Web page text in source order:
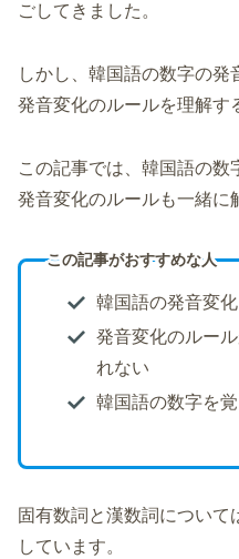
ごしてきました。
しかし、韓国語の数字の発
発音変化のルールを理解す
この記事では、韓国語の数
発音変化のルールも一緒に
この記事がおすすめな人
韓国語の発音変
発音変化のルー
れない
韓国語の数字を
固有数詞と漢数詞につい
しています。